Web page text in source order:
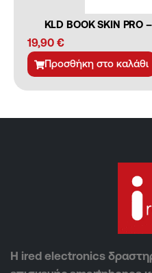
KLD BOOK SKIN PRO
19,90 €
Προσθήκη στο καλάθι
Η ired electronics